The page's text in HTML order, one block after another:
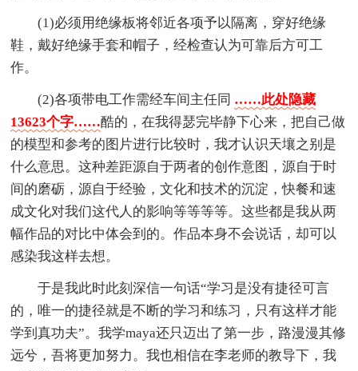
(1)必须用绝缘板将邻近各项予以隔离，穿好绝缘
鞋，戴好绝缘手套和帽子，经检查认为可靠后方可工
作。
(2)各项带电工作需经车间主任同 ……此处隐藏
13623个字……酷的，在我得瑟完毕静下心来，把自己做
的模型和参考的图片进行比较时，我才认识天壤之别是
什么意思。这种差距源自于两者的创作意图，源自于时
间的磨砺，源自于经验，文化和技术的沉淀，快餐和速
成文化对我们这代人的影响等等等等。这些都是我从两
幅作品的对比中体会到的。作品本身不会说话，却可以
感染我这样去想。
于是我此时此刻深信一句话“学习是没有捷径可言
的，唯一的捷径就是不断的学习和练习，只有这样才能
学到真功夫”。我学maya还只迈出了第一步，路漫漫其修
远兮，吾将更加努力。我也相信在李老师的教导下，我